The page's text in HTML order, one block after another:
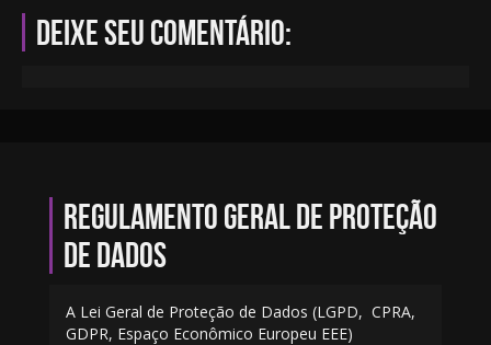
Deixe seu comentário:
Regulamento geral de proteção
de dados
A Lei Geral de Proteção de Dados (LGPD, CPRA,
GDPR, Espaço Econômico Europeu EEE)